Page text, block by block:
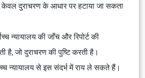
केवल दुराचरण के आधार पर हटाया जा सकता
न्यायालय की जाँच और रिपोर्ट की
है, जो दुराचरण की पुष्टि करती है।
न्यायालय से इस संदर्भ में राय ले सकते हैं।